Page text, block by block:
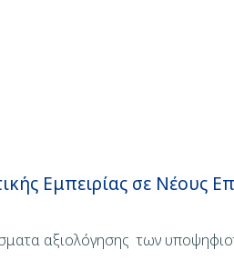
Εμπειρίας σε Νέους
αξιολόγησης των